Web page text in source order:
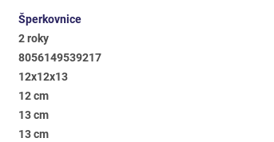
Šperkovnice
2 roky
8056149539217
12x12x13
12 cm
13 cm
13 cm